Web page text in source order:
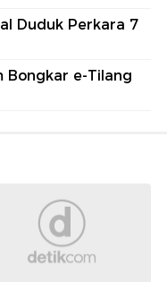
Duduk Perkara 7
Bongkar e-Tilang